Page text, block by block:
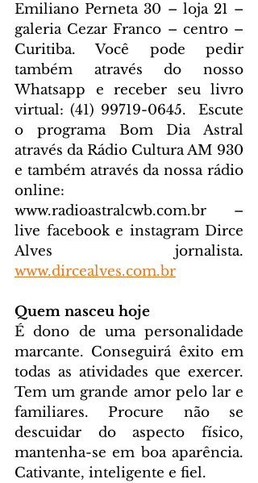
Emiliano Perneta 30 – loja 21 –
galeria Cezar Franco – centro –
Curitiba. Você pode pedir
também através do nosso
Whatsapp e receber seu livro
virtual: (41) 99719-0645.
Escute
o programa Bom Dia Astral
através da Rádio Cultura AM 930
e também através da nossa rádio
www.radioastralcwb.com.br –
live facebook e instagram Dirce
www.dircealves.com.br
Quem nasceu hoje
É dono de uma personalidade
marcante. Conseguirá êxito em
todas as atividades que exercer.
Tem um grande amor pelo lar e
familiares. Procure não se
descuidar do aspecto físico,
mantenha-se em boa aparência.
Cativante, inteligente e fiel.